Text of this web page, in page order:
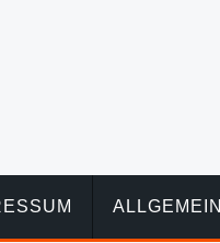
ALLGEMEIN